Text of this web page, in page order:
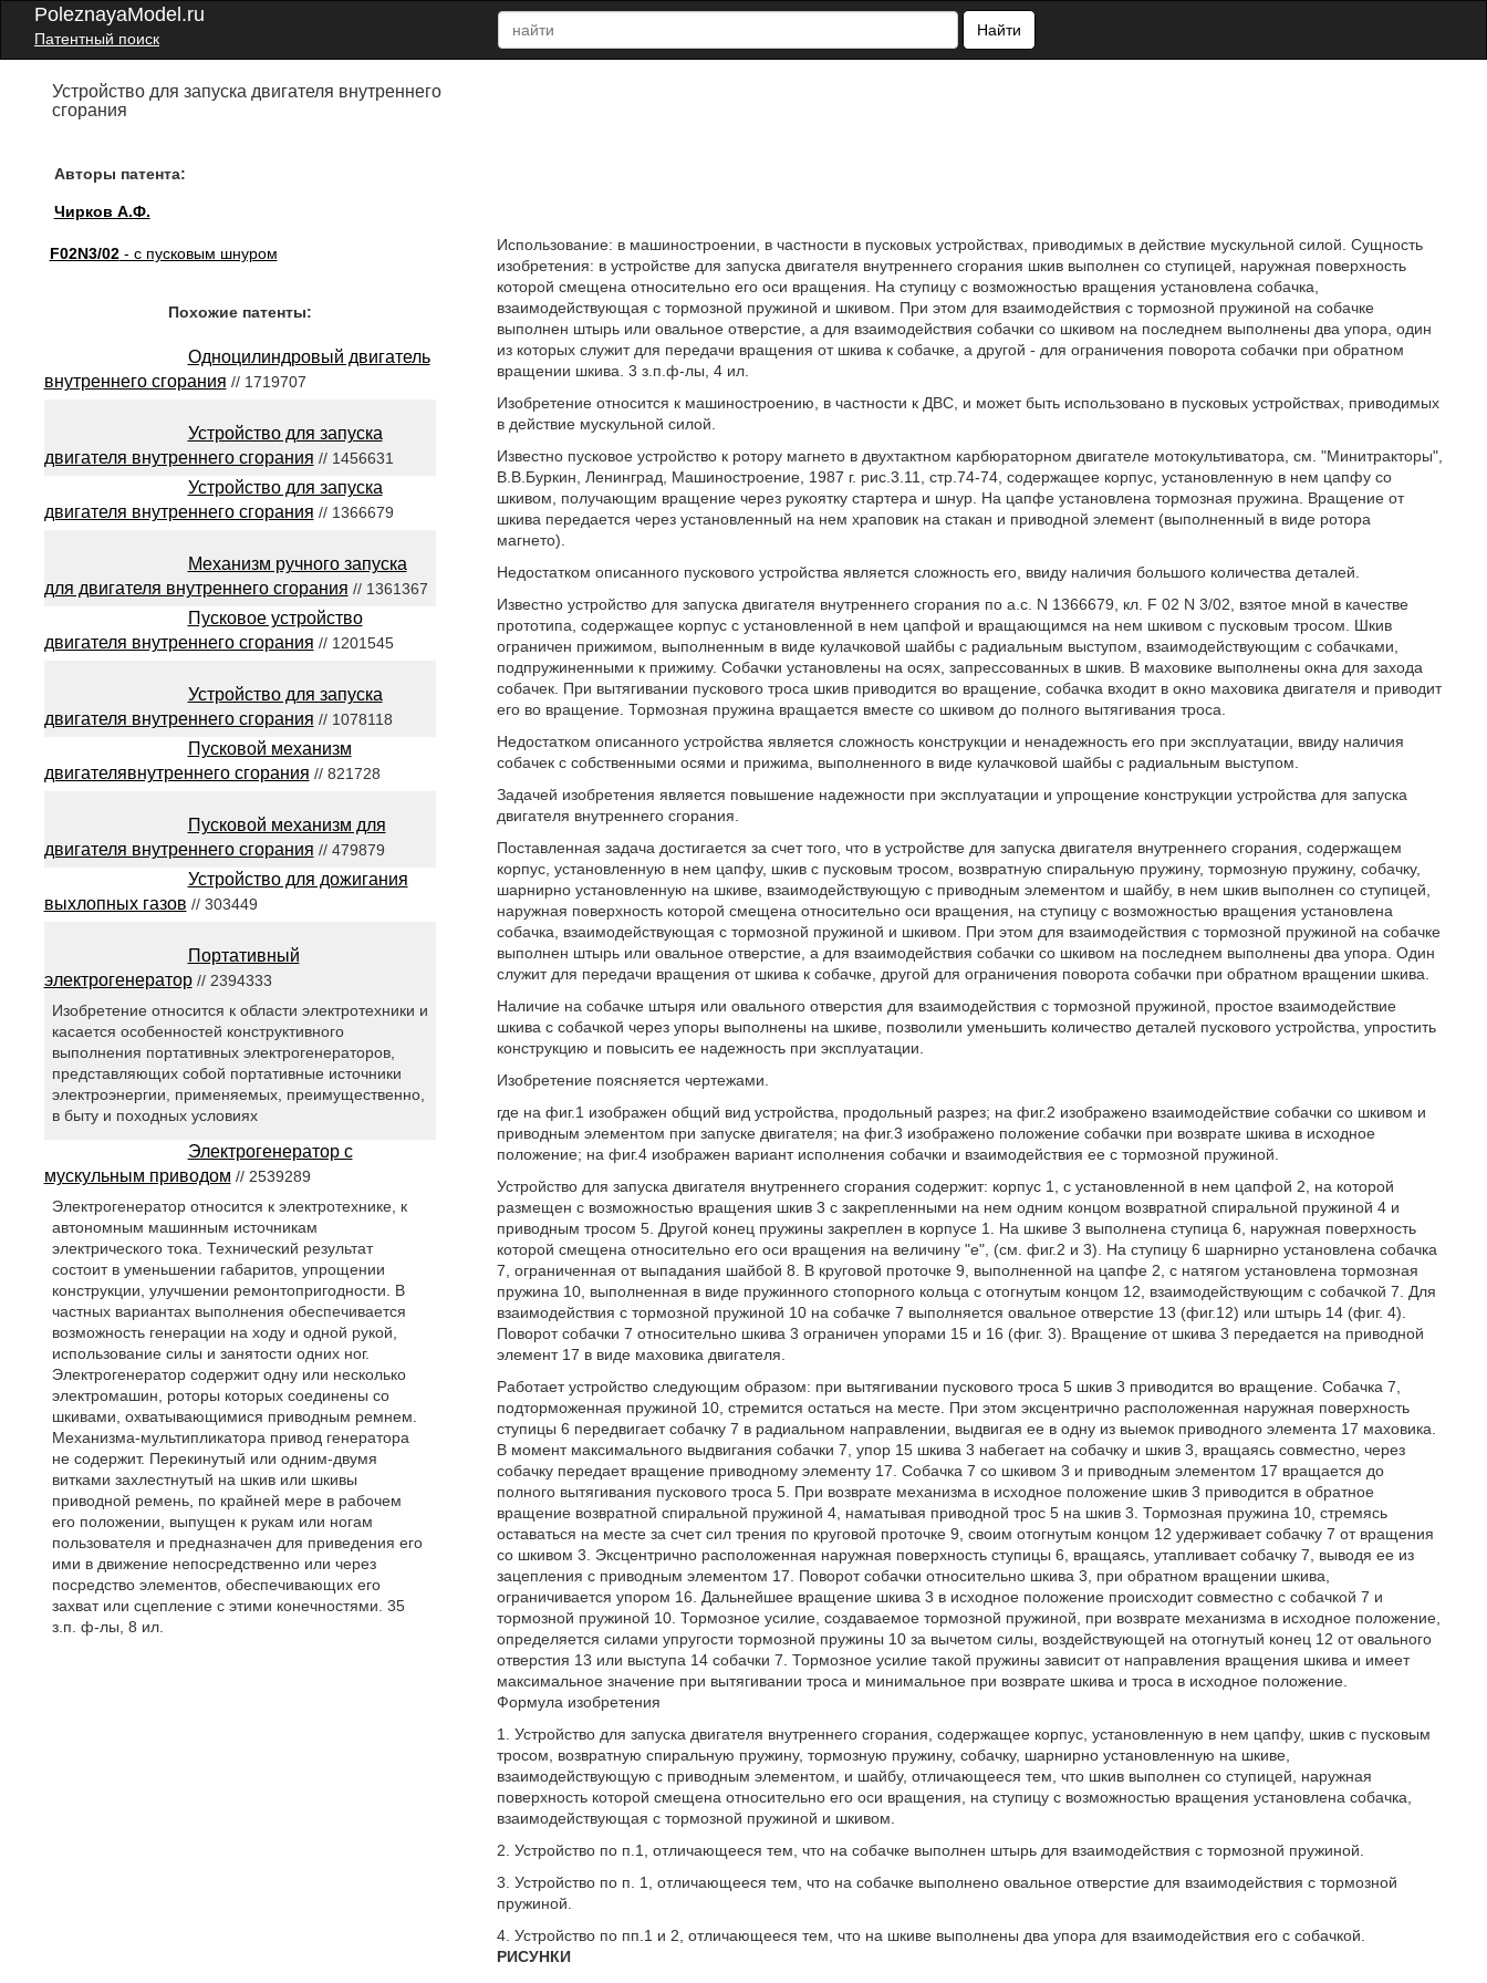
PoleznayaModel.ru
Патентный поиск
Найти
Устройство для запуска двигателя внутреннего
сгорания
Авторы патента:
Чирков А.Ф.
F02N3/02- с пусковым шнуром
Использование: в машиностроении, в частности в пусковых устройствах, приводимых в действие мускульной силой. Сущность
изобретения: в устройстве для запуска двигателя внутреннего сгорания шкив выполнен со ступицей, наружная поверхность
которой смещена относительно его оси вращения. На ступицу с возможностью вращения установлена собачка,
взаимодействующая с тормозной пружиной и шкивом. При этом для взаимодействия с тормозной пружиной на собачке
выполнен штырь или овальное отверстие, а для взаимодействия собачки со шкивом на последнем выполнены два упора, один
из которых служит для передачи вращения от шкива к собачке, а другой - для ограничения поворота собачки при обратном
вращении шкива. 3 з.п.ф-лы, 4 ил.
Изобретение относится к машиностроению, в частности к ДВС, и может быть использовано в пусковых устройствах, приводимых
в действие мускульной силой.
Известно пусковое устройство к ротору магнето в двухтактном карбюраторном двигателе мотокультиватора, см. "Минитракторы",
В.В.Буркин, Ленинград, Машиностроение, 1987 г. рис.3.11, стр.74-74, содержащее корпус, установленную в нем цапфу со
шкивом, получающим вращение через рукоятку стартера и шнур. На цапфе установлена тормозная пружина. Вращение от
шкива передается через установленный на нем храповик на стакан и приводной элемент (выполненный в виде ротора
магнето).
Недостатком описанного пускового устройства является сложность его, ввиду наличия большого количества деталей.
Известно устройство для запуска двигателя внутреннего сгорания по а.с. N 1366679, кл. F 02 N 3/02, взятое мной в качестве
прототипа, содержащее корпус с установленной в нем цапфой и вращающимся на нем шкивом с пусковым тросом. Шкив
ограничен прижимом, выполненным в виде кулачковой шайбы с радиальным выступом, взаимодействующим с собачками,
подпружиненными к прижиму. Собачки установлены на осях, запрессованных в шкив. В маховике выполнены окна для захода
собачек. При вытягивании пускового троса шкив приводится во вращение, собачка входит в окно маховика двигателя и приводит
его во вращение. Тормозная пружина вращается вместе со шкивом до полного вытягивания троса.
Недостатком описанного устройства является сложность конструкции и ненадежность его при эксплуатации, ввиду наличия
собачек с собственными осями и прижима, выполненного в виде кулачковой шайбы с радиальным выступом.
Задачей изобретения является повышение надежности при эксплуатации и упрощение конструкции устройства для запуска
двигателя внутреннего сгорания.
Поставленная задача достигается за счет того, что в устройстве для запуска двигателя внутреннего сгорания, содержащем
корпус, установленную в нем цапфу, шкив с пусковым тросом, возвратную спиральную пружину, тормозную пружину, собачку,
шарнирно установленную на шкиве, взаимодействующую с приводным элементом и шайбу, в нем шкив выполнен со ступицей,
наружная поверхность которой смещена относительно оси вращения, на ступицу с возможностью вращения установлена
собачка, взаимодействующая с тормозной пружиной и шкивом. При этом для взаимодействия с тормозной пружиной на собачке
выполнен штырь или овальное отверстие, а для взаимодействия собачки со шкивом на последнем выполнены два упора. Один
служит для передачи вращения от шкива к собачке, другой для ограничения поворота собачки при обратном вращении шкива.
Наличие на собачке штыря или овального отверстия для взаимодействия с тормозной пружиной, простое взаимодействие
шкива с собачкой через упоры выполнены на шкиве, позволили уменьшить количество деталей пускового устройства, упростить
конструкцию и повысить ее надежность при эксплуатации.
Изобретение поясняется чертежами.
где на фиг.1 изображен общий вид устройства, продольный разрез; на фиг.2 изображено взаимодействие собачки со шкивом и
приводным элементом при запуске двигателя; на фиг.3 изображено положение собачки при возврате шкива в исходное
положение; на фиг.4 изображен вариант исполнения собачки и взаимодействия ее с тормозной пружиной.
Устройство для запуска двигателя внутреннего сгорания содержит: корпус 1, с установленной в нем цапфой 2, на которой
размещен с возможностью вращения шкив 3 с закрепленными на нем одним концом возвратной спиральной пружиной 4 и
приводным тросом 5. Другой конец пружины закреплен в корпусе 1. На шкиве 3 выполнена ступица 6, наружная поверхность
которой смещена относительно его оси вращения на величину "е", (см. фиг.2 и 3). На ступицу 6 шарнирно установлена собачка
7, ограниченная от выпадания шайбой 8. В круговой проточке 9, выполненной на цапфе 2, с натягом установлена тормозная
пружина 10, выполненная в виде пружинного стопорного кольца с отогнутым концом 12, взаимодействующим с собачкой 7. Для
взаимодействия с тормозной пружиной 10 на собачке 7 выполняется овальное отверстие 13 (фиг.12) или штырь 14 (фиг. 4).
Поворот собачки 7 относительно шкива 3 ограничен упорами 15 и 16 (фиг. 3). Вращение от шкива 3 передается на приводной
элемент 17 в виде маховика двигателя.
Работает устройство следующим образом: при вытягивании пускового троса 5 шкив 3 приводится во вращение. Собачка 7,
подторможенная пружиной 10, стремится остаться на месте. При этом эксцентрично расположенная наружная поверхность
ступицы 6 передвигает собачку 7 в радиальном направлении, выдвигая ее в одну из выемок приводного элемента 17 маховика.
В момент максимального выдвигания собачки 7, упор 15 шкива 3 набегает на собачку и шкив 3, вращаясь совместно, через
собачку передает вращение приводному элементу 17. Собачка 7 со шкивом 3 и приводным элементом 17 вращается до
полного вытягивания пускового троса 5. При возврате механизма в исходное положение шкив 3 приводится в обратное
вращение возвратной спиральной пружиной 4, наматывая приводной трос 5 на шкив 3. Тормозная пружина 10, стремясь
оставаться на месте за счет сил трения по круговой проточке 9, своим отогнутым концом 12 удерживает собачку 7 от вращения
со шкивом 3. Эксцентрично расположенная наружная поверхность ступицы 6, вращаясь, утапливает собачку 7, выводя ее из
зацепления с приводным элементом 17. Поворот собачки относительно шкива 3, при обратном вращении шкива,
ограничивается упором 16. Дальнейшее вращение шкива 3 в исходное положение происходит совместно с собачкой 7 и
тормозной пружиной 10. Тормозное усилие, создаваемое тормозной пружиной, при возврате механизма в исходное положение,
определяется силами упругости тормозной пружины 10 за вычетом силы, воздействующей на отогнутый конец 12 от овального
отверстия 13 или выступа 14 собачки 7. Тормозное усилие такой пружины зависит от направления вращения шкива и имеет
максимальное значение при вытягивании троса и минимальное при возврате шкива и троса в исходное положение.
Формула изобретения
1. Устройство для запуска двигателя внутреннего сгорания, содержащее корпус, установленную в нем цапфу, шкив с пусковым
тросом, возвратную спиральную пружину, тормозную пружину, собачку, шарнирно установленную на шкиве,
взаимодействующую с приводным элементом, и шайбу, отличающееся тем, что шкив выполнен со ступицей, наружная
поверхность которой смещена относительно его оси вращения, на ступицу с возможностью вращения установлена собачка,
взаимодействующая с тормозной пружиной и шкивом.
2. Устройство по п.1, отличающееся тем, что на собачке выполнен штырь для взаимодействия с тормозной пружиной.
3. Устройство по п. 1, отличающееся тем, что на собачке выполнено овальное отверстие для взаимодействия с тормозной
пружиной.
4. Устройство по пп.1 и 2, отличающееся тем, что на шкиве выполнены два упора для взаимодействия его с собачкой.
РИСУНКИ
Похожие патенты:
Одноцилиндровый двигатель
внутреннего сгорания // 1719707
Устройство для запуска
двигателя внутреннего сгорания // 1456631
Устройство для запуска
двигателя внутреннего сгорания // 1366679
Механизм ручного запуска
для двигателя внутреннего сгорания // 1361367
Пусковое устройство
двигателя внутреннего сгорания // 1201545
Устройство для запуска
двигателя внутреннего сгорания // 1078118
Пусковой механизм
двигателявнутреннего сгорания // 821728
Пусковой механизм для
двигателя внутреннего сгорания // 479879
Устройство для дожигания
выхлопных газов // 303449
Портативный
электрогенератор// 2394333
Изобретение относится к области электротехники и
касается особенностей конструктивного
выполнения портативных электрогенераторов,
представляющих собой портативные источники
электроэнергии, применяемых, преимущественно,
в быту и походных условиях
Электрогенератор с
мускульным приводом // 2539289
Электрогенератор относится к электротехнике, к
автономным машинным источникам
электрического тока. Технический результат
состоит в уменьшении габаритов, упрощении
конструкции, улучшении ремонтопригодности. В
частных вариантах выполнения обеспечивается
возможность генерации на ходу и одной рукой,
использование силы и занятости одних ног.
Электрогенератор содержит одну или несколько
электромашин, роторы которых соединены со
шкивами, охватывающимися приводным ремнем.
Механизма-мультипликатора привод генератора
не содержит. Перекинутый или одним-двумя
витками захлестнутый на шкив или шкивы
приводной ремень, по крайней мере в рабочем
его положении, выпущен к рукам или ногам
пользователя и предназначен для приведения его
ими в движение непосредственно или через
посредство элементов, обеспечивающих его
захват или сцепление с этими конечностями. 35
з.п. ф-лы, 8 ил.